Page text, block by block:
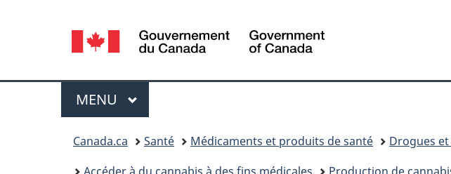
Sélection
de
la
langue
Canada
Menu
MENU PRINCIPAL
Canada.ca Santé Médicaments et produits de santé Drogues